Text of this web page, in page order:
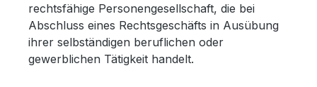
rechtsfähige Personengesellschaft, die bei
Abschluss eines Rechtsgeschäfts in Ausübung
ihrer selbständigen beruflichen oder
gewerblichen Tätigkeit handelt.